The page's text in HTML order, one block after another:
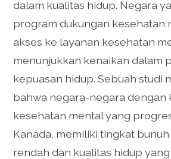
dalam kualitas hidup. Negara
program dukungan kesehatan
akses ke layanan kesehatan
menunjukkan kenaikan dalam
kepuasan hidup. Sebuah studi
bahwa negara-negara dengan
kesehatan mental yang
Kanada, memiliki tingkat
rendah dan kualitas hidup